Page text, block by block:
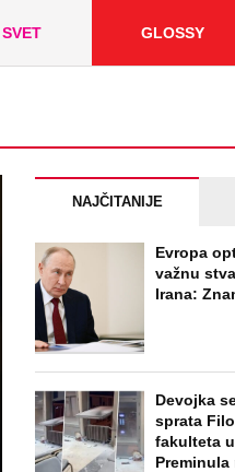
SVET GLOSSY
NAJČITANIJE
Evropa
važnu
Irana:
Devojka
sprata
fakulteta
Preminula